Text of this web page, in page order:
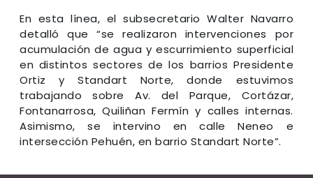
En esta línea, el subsecretario Walter Navarro
detalló que “se realizaron intervenciones por
acumulación de agua y escurrimiento superficial
en distintos sectores de los barrios Presidente
Ortiz y Standart Norte, donde estuvimos
trabajando sobre Av. del Parque, Cortázar,
Fontanarrosa, Quiliñan Fermín y calles internas.
Asimismo, se intervino en calle Neneo e
intersección Pehuén, en barrio Standart Norte”.